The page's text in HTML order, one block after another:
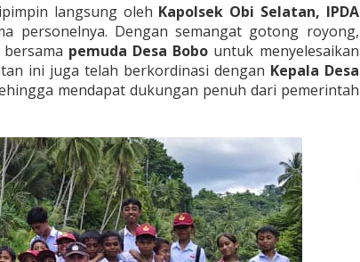
langsung oleh Kapolsek Obi Selatan, IPDA
personelnya. Dengan semangat gotong royong,
pemuda Desa Bobo untuk menyelesaikan
ini juga telah berkordinasi dengan Kepala Desa
mendapat dukungan penuh dari pemerintah